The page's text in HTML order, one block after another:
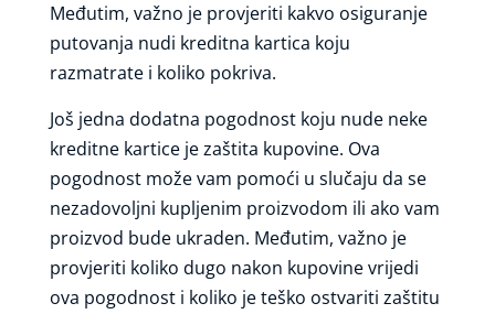
Međutim, važno je provjeriti kakvo osiguranje
putovanja nudi kreditna kartica koju
razmatrate i koliko pokriva.
Još jedna dodatna pogodnost koju nude neke
kreditne kartice je zaštita kupovine. Ova
pogodnost može vam pomoći u slučaju da se
nezadovoljni kupljenim proizvodom ili ako vam
proizvod bude ukraden. Međutim, važno je
provjeriti koliko dugo nakon kupovine vrijedi
ova pogodnost i koliko je teško ostvariti zaštitu